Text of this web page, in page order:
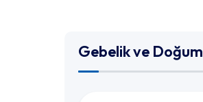
Gebelik ve Doğum